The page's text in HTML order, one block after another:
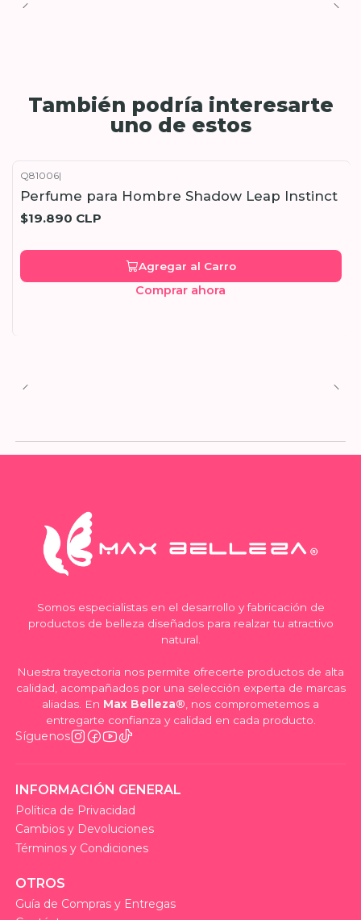
También podría interesarte
uno de estos
Q81006|
Perfume para Hombre Shadow Leap Instinct
$19.890 CLP
Agregar al Carro
Comprar ahora
Somos especialistas en el desarrollo y fabricación de
productos de belleza diseñados para realzar tu atractivo
natural.
Nuestra trayectoria nos permite ofrecerte productos de alta
calidad, acompañados por una selección experta de marcas
aliadas. En Max Belleza® , nos comprometemos a
entregarte confianza y calidad en cada producto.
Síguenos
INFORMACIÓN GENERAL
Política de Privacidad
Cambios y Devoluciones
Términos y Condiciones
OTROS
Guía de Compras y Entregas